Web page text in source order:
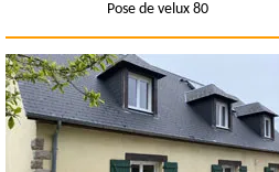
Pose de velux 80